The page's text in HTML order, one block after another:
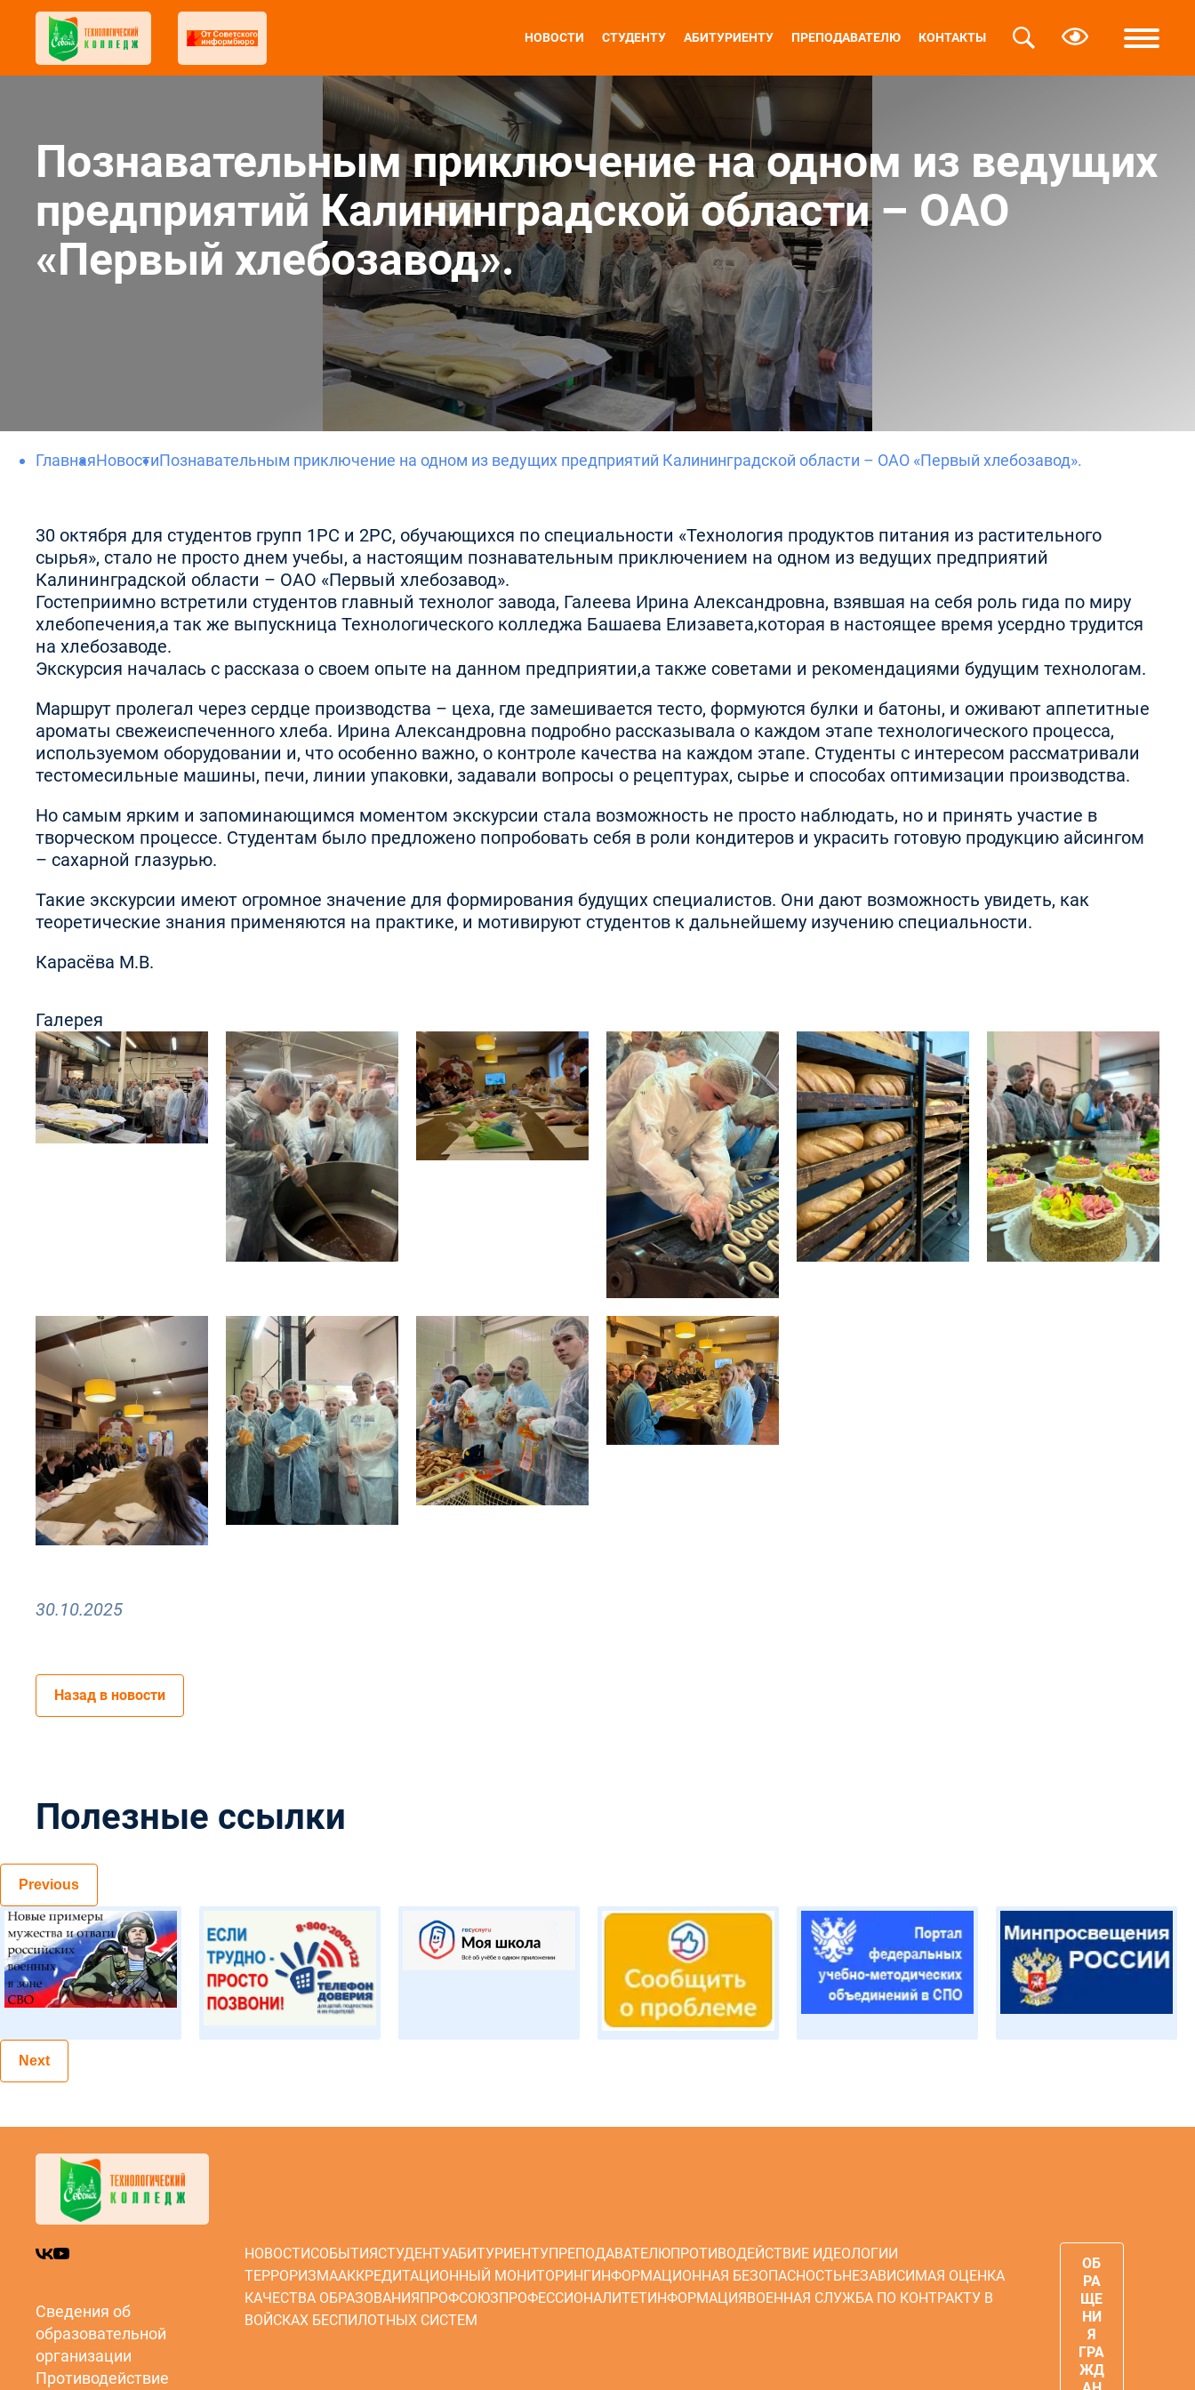
НОВОСТИ СТУДЕНТУ АБИТУРИЕНТУ ПРЕПОДАВАТЕЛЮ КОНТАКТЫ
Познавательным приключение на одном из ведущих
предприятий Калининградской области – ОАО
«Первый хлебозавод».
ГлавнаяНовостиПознавательным приключение на одном из ведущих предприятий Калининградской области – ОАО «Первый хлебозавод».
30 октября для студентов групп 1РС и 2РС, обучающихся по специальности «Технология продуктов питания из растительного
сырья», стало не просто днем учебы, а настоящим познавательным приключением на одном из ведущих предприятий
Калининградской области – ОАО «Первый хлебозавод».
Гостеприимно встретили студентов главный технолог завода, Галеева Ирина Александровна, взявшая на себя роль гида по миру
хлебопечения,а так же выпускница Технологического колледжа Башаева Елизавета,которая в настоящее время усердно трудится
на хлебозаводе.
Экскурсия началась с рассказа о своем опыте на данном предприятии,а также советами и рекомендациями будущим технологам.
Маршрут пролегал через сердце производства – цеха, где замешивается тесто, формуются булки и батоны, и оживают аппетитные
ароматы свежеиспеченного хлеба. Ирина Александровна подробно рассказывала о каждом этапе технологического процесса,
используемом оборудовании и, что особенно важно, о контроле качества на каждом этапе. Студенты с интересом рассматривали
тестомесильные машины, печи, линии упаковки, задавали вопросы о рецептурах, сырье и способах оптимизации производства.
Но самым ярким и запоминающимся моментом экскурсии стала возможность не просто наблюдать, но и принять участие в
творческом процессе. Студентам было предложено попробовать себя в роли кондитеров и украсить готовую продукцию айсингом
– сахарной глазурью.
Такие экскурсии имеют огромное значение для формирования будущих специалистов. Они дают возможность увидеть, как
теоретические знания применяются на практике, и мотивируют студентов к дальнейшему изучению специальности.
Карасёва М.В.
Галерея
30.10.2025
Назад в новости
Полезные ссылки
Previous
Next
Сведения об
образовательной
организации
Противодействие
НОВОСТИСОБЫТИЯСТУДЕНТУАБИТУРИЕНТУПРЕПОДАВАТЕЛЮПРОТИВОДЕЙСТВИЕ ИДЕОЛОГИИ
ТЕРРОРИЗМААККРЕДИТАЦИОННЫЙ МОНИТОРИНГИНФОРМАЦИОННАЯ БЕЗОПАСНОСТЬНЕЗАВИСИМАЯ ОЦЕНКА
КАЧЕСТВА ОБРАЗОВАНИЯ ПРОФСОЮЗ ПРОФЕССИОНАЛИТЕТИНФОРМАЦИЯ ВОЕННАЯ СЛУЖБА ПО КОНТРАКТУ В
ВОЙСКАХ БЕСПИЛОТНЫХ СИСТЕМ
ОБ
РА
ЩЕ
НИ
Я
ГРА
ЖД